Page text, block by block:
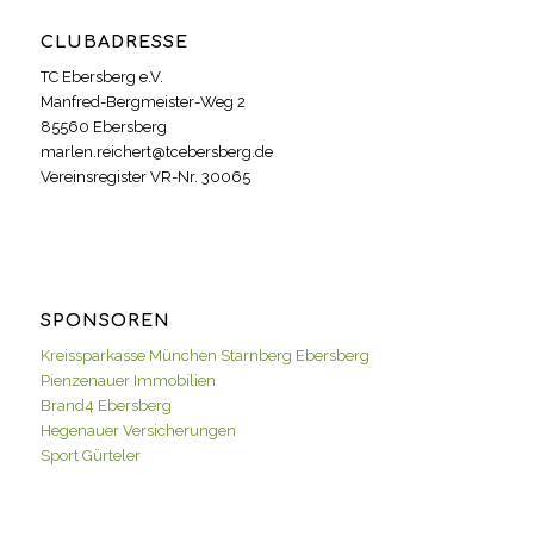
CLUBADRESSE
TC Ebersberg e.V.
Manfred-Bergmeister-Weg 2
85560 Ebersberg
marlen.reichert@tcebersberg.de
Vereinsregister VR-Nr. 30065
SPONSOREN
Kreissparkasse München Starnberg Ebersberg
Pienzenauer Immobilien
Brand4 Ebersberg
Hegenauer Versicherungen
Sport Gürteler